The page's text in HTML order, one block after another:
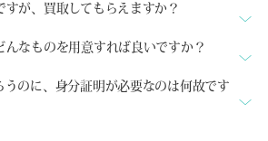
すが、買取してもらえますか？
んなものを用意すれば良いですか？
うのに、身分証明が必要なのは何故です